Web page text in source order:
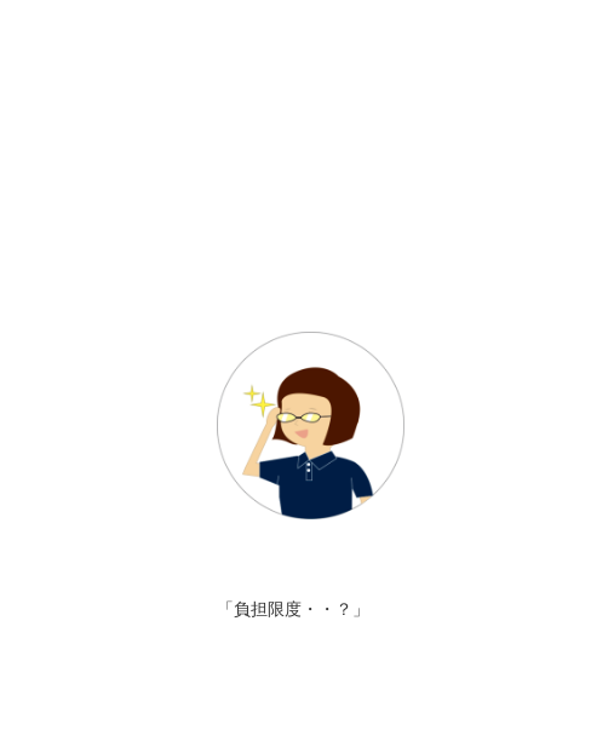
「負担限度・・？」